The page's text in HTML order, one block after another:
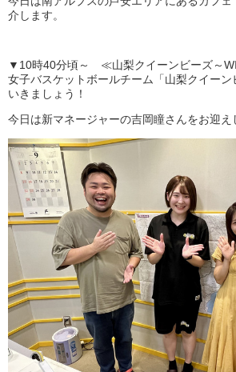
介します。
▼10時40分頃～ ≪山梨クイーンビーズ～
女子バスケットボールチーム「山梨クイー
いきましょう！
今日は新マネージャーの吉岡瞳さんをお迎え